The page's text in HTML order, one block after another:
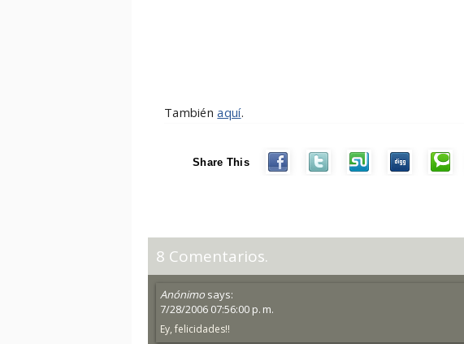
Tambiénaquí.
Share This
8 Comentarios.
Anónimo says:
7/28/2006 07:56:00 p. m.
Ey, felicidades!!